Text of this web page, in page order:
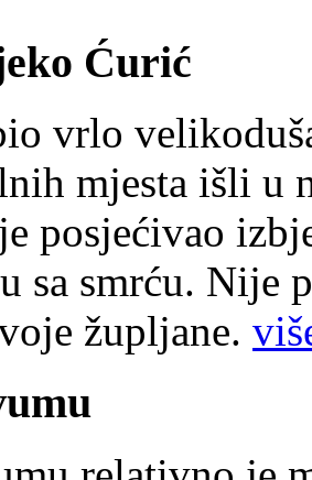
Ćurić
vrlo
mjesta išli u
posjećivao
sa smrću. Nije
župljane.